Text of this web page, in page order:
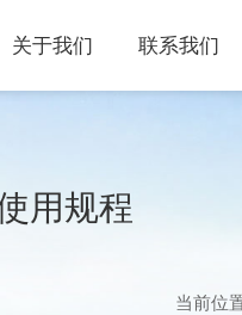
关于我们 联系我们
用规程
当前位